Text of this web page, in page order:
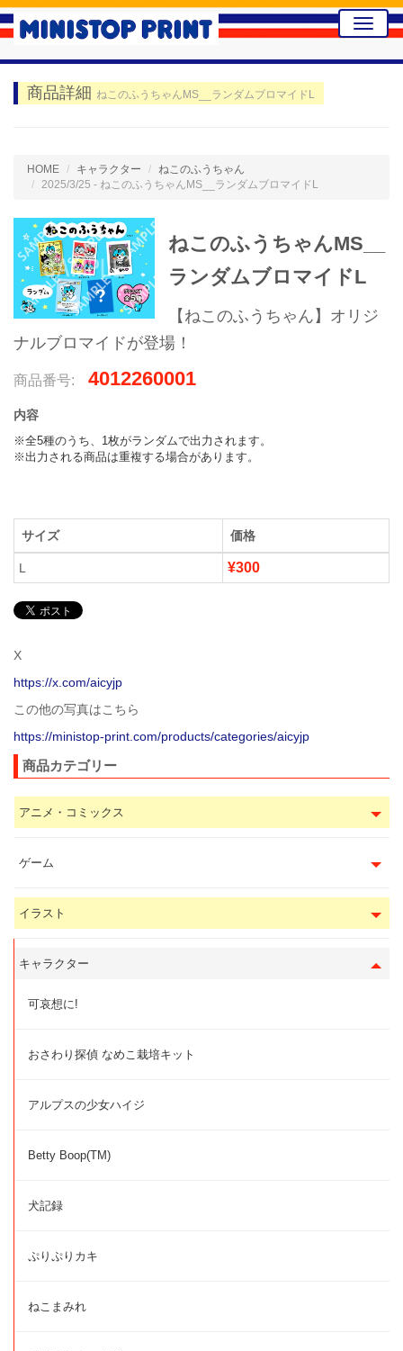
Toggle
商品詳細 ねこのふうちゃんMS__ランダムブロマイドL
HOME キャラクター
ねこのふうちゃん
2025/3/25 - ねこのふうちゃんMS__ランダムブロマイドL
ねこのふうちゃんMS__
ランダムブロマイドL
【ねこのふうちゃん】オリジ
ナルブロマイドが登場！
商品番号: 4012260001
内容
※全5種のうち、1枚がランダムで出力されます。
※出力される商品は重複する場合があります。
サイズ 価格
L ¥300
X
https://x.com/aicyjp
この他の写真はこちら
https://ministop-print.com/products/categories/aicyjp
商品カテゴリー
アニメ・コミックス
ゲーム
イラスト
キャラクター
可哀想に!
おさわり探偵 なめこ栽培キット
アルプスの少女ハイジ
Betty Boop(TM)
犬記録
ぷりぷりカキ
ねこまみれ